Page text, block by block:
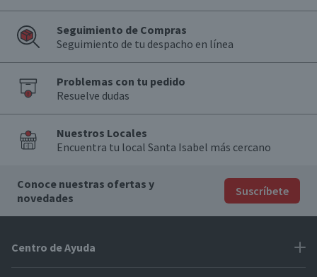
Seguimiento de Compras
Seguimiento de tu despacho en línea
Problemas con tu pedido
Resuelve dudas
Nuestros Locales
Encuentra tu local Santa Isabel más cercano
Conoce nuestras ofertas y
novedades
Suscríbete
Centro de Ayuda